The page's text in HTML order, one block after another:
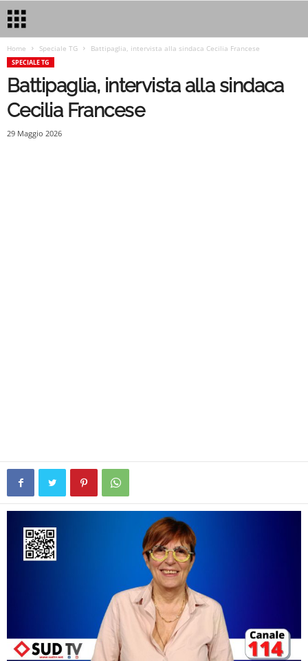
Home Speciale TG Battipaglia, intervista alla sindaca Cecilia Francese
SPECIALE TG
Battipaglia, intervista alla sindaca
Cecilia Francese
29 Maggio 2026